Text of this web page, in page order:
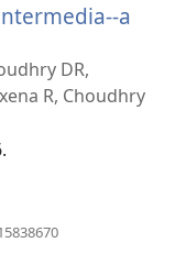
視
a
DR,
R, Choudhry